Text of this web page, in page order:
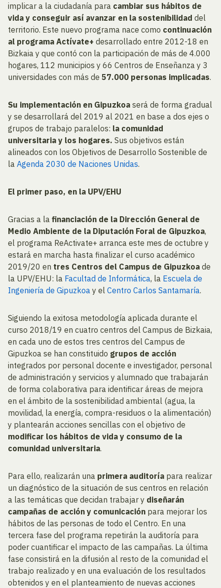
implicar a la ciudadanía para cambiar sus hábitos de
vida y conseguir así avanzar en la sostenibilidad del
territorio. Este nuevo programa nace como continuación
al programa Actívate+ desarrollado entre 2012-18 en
Bizkaia y que contó con la participación de más de 4.000
hogares, 112 municipios y 66 Centros de Enseñanza y 3
universidades con más de 57.000 personas implicadas.
Su implementación en Gipuzkoa será de forma gradual
y se desarrollará del 2019 al 2021 en base a dos ejes o
grupos de trabajo paralelos: la comunidad
universitaria y los hogares. Sus objetivos están
alineados con los Objetivos de Desarrollo Sostenible de
la Agenda 2030 de Naciones Unidas.
El primer paso, en la UPV/EHU
Gracias a la financiación de la Dirección General de
Medio Ambiente de la Diputación Foral de Gipuzkoa,
el programa ReActivate+ arranca este mes de octubre y
estará en marcha hasta finalizar el curso académico
2019/20 en tres Centros del Campus de Gipuzkoa de
la UPV/EHU: la Facultad de Informática, la Escuela de
Ingeniería de Gipuzkoa y el Centro Carlos Santamaría.
Siguiendo la exitosa metodología aplicada durante el
curso 2018/19 en cuatro centros del Campus de Bizkaia,
en cada uno de estos tres centros del Campus de
Gipuzkoa se han constituido grupos de acción
integrados por personal docente e investigador, personal
de administración y servicios y alumnado que trabajarán
de forma colaborativa para identificar áreas de mejora
en el ámbito de la sostenibilidad ambiental (agua, la
movilidad, la energía, compra-residuos o la alimentación)
y plantearán acciones sencillas con el objetivo de
modificar los hábitos de vida y consumo de la
comunidad universitaria.
Para ello, realizarán una primera auditoría para realizar
un diagnóstico de la situación de sus centros en relación
a las temáticas que decidan trabajar y diseñarán
campañas de acción y comunicación para mejorar los
hábitos de las personas de todo el Centro. En una
tercera fase del programa repetirán la auditoría para
poder cuantificar el impacto de las campañas. La última
fase consistirá en la difusión al resto de la comunidad el
trabajo realizado y en una evaluación de los resultados
obtenidos y en el planteamiento de nuevas acciones